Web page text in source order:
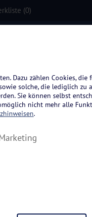
(0)
Dazu zählen Cookies,
solche, die lediglich zu
Sie können selbst
nicht mehr alle
.